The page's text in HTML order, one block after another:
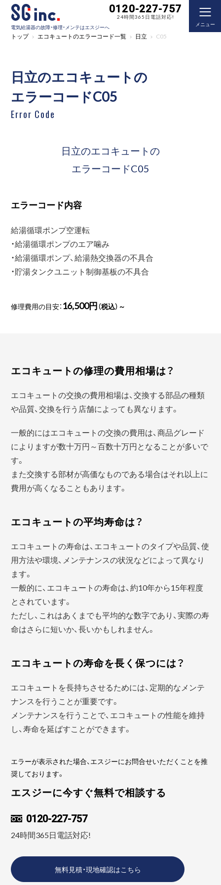
電気給湯器の故障・修理・メンテはエスジーへ
0120-227-757
24時間365日電話対応!
メニュー
トップ エコキュートのエラーコード一覧 日立 C05
日立のエコキュートの
エラーコードC05
Error Code
日立のエコキュートの
エラーコードC05
エラーコード内容
給湯循環ポンプ空運転
・給湯循環ポンプのエア噛み
・給湯循環ポンプ、給湯熱交換器の不具合
・貯湯タンクユニット制御基板の不具合
修理費用の目安： 16,500円（税込）～
エコキュートの修理の費用相場は？
エコキュートの交換の費用相場は、交換する部品の種類
や品質、交換を行う店舗によっても異なります。
一般的にはエコキュートの交換の費用は、商品グレード
によりますが数十万円～百数十万円となることが多いで
す。
また交換する部材が高価なものである場合はそれ以上に
費用が高くなることもあります。
エコキュートの平均寿命は？
エコキュートの寿命は、エコキュートのタイプや品質、使
用方法や環境、メンテナンスの状況などによって異なり
ます。
一般的に、エコキュートの寿命は、約10年から15年程度
とされています。
ただし、これはあくまでも平均的な数字であり、実際の寿
命はさらに短いか、長いかもしれません。
エコキュートの寿命を長く保つには？
エコキュートを長持ちさせるためには、定期的なメンテ
ナンスを行うことが重要です。
メンテナンスを行うことで、エコキュートの性能を維持
し、寿命を延ばすことができます。
エラーが表示された場合、エスジーにお問合せいただくことを推
奨しております。
エスジーに今すぐ無料で相談する
0120-227-757
24時間365日電話対応!
無料見積・現地確認はこちら